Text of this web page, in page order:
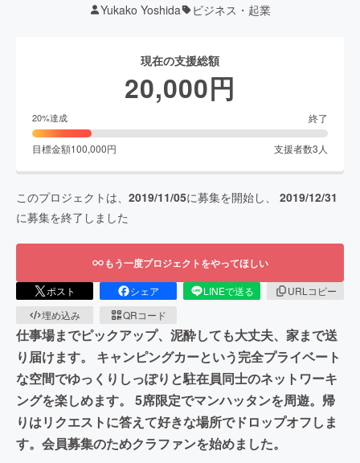
Yukako Yoshida ビジネス・起業
現在の支援総額
20,000円
20%達成 終了
目標金額100,000円 支援者数3 人
このプロジェクトは、 2019/11/05に募集を開始し、 2019/12/31
に募集を終了しました
もう一度プロジェクトをやってほしい
ポスト シェア LINEで送る
URLコピー
埋め込み
QRコード
仕事場までピックアップ、泥酔しても大丈夫、家まで送
り届けます。 キャンピングカーという完全プライベート
な空間でゆっくりしっぽりと駐在員同士のネットワーキ
ングを楽しめます。 5席限定でマンハッタンを周遊。帰
りはリクエストに答えて好きな場所でドロップオフしま
す。会員募集のためクラファンを始めました。